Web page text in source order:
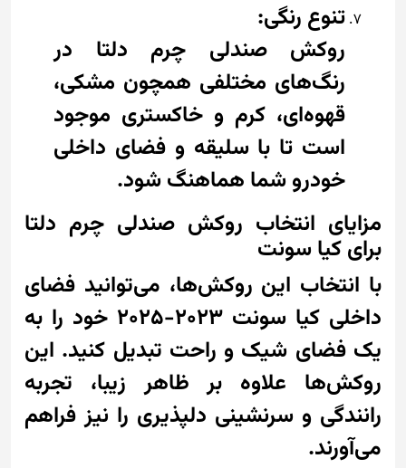
تنوع رنگی:
روکش صندلی چرم دلتا در
رنگ‌های مختلفی همچون مشکی،
قهوه‌ای، کرم و خاکستری موجود
است تا با سلیقه و فضای داخلی
خودرو شما هماهنگ شود.
مزایای انتخاب روکش صندلی چرم دلتا
برای کیا سونت
با انتخاب این روکش‌ها، می‌توانید فضای
داخلی کیا سونت 2023-2025 خود را به
یک فضای شیک و راحت تبدیل کنید. این
روکش‌ها علاوه بر ظاهر زیبا، تجربه
رانندگی و سرنشینی دلپذیری را نیز فراهم
می‌آورند.